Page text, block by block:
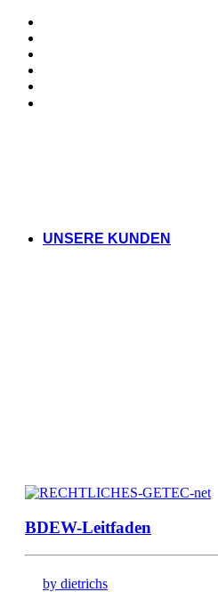
UNSERE KUNDEN
BDEW-Leitfaden
by dietrichs